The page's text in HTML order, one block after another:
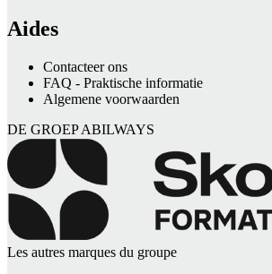
Aides
Contacteer ons
FAQ - Praktische informatie
Algemene voorwaarden
DE GROEP ABILWAYS
Les autres marques du groupe